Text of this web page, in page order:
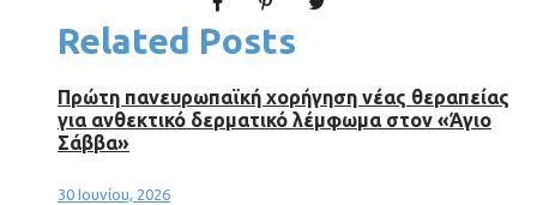
Related Posts
Πρώτη πανευρωπαϊκή χορήγηση νέας θεραπείας
για ανθεκτικό δερματικό λέμφωμα στον «Άγιο
Σάββα»
30 Ιουνίου, 2026